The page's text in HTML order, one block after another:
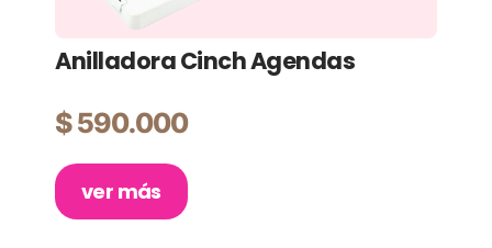
Anilladora Cinch Agendas
$590.000
ver más